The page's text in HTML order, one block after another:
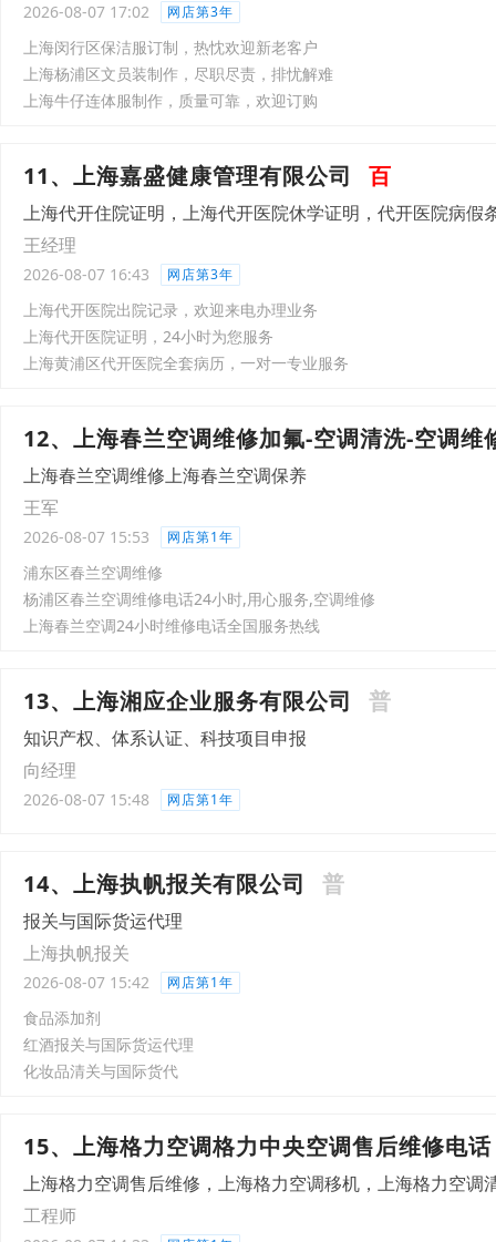
2026-08-07 17:02 网店第3年
上海闵行区保洁服订制，热忱欢迎新老客户
上海杨浦区文员装制作，尽职尽责，排忧解难
上海牛仔连体服制作，质量可靠，欢迎订购
11、上海嘉盛健康管理有限公司 百
上海代开住院证明，上海代开医院休学证明，代开医院病假
王经理
2026-08-07 16:43 网店第3年
上海代开医院出院记录，欢迎来电办理业务
上海代开医院证明，24小时为您服务
上海黄浦区代开医院全套病历，一对一专业服务
12、上海春兰空调维修加氟-空调清洗-空调维
上海春兰空调维修上海春兰空调保养
王军
2026-08-07 15:53 网店第1年
浦东区春兰空调维修
杨浦区春兰空调维修电话24小时,用心服务,空调维修
上海春兰空调24小时维修电话全国服务热线
13、上海湘应企业服务有限公司 普
知识产权、体系认证、科技项目申报
向经理
2026-08-07 15:48 网店第1年
14、上海执帆报关有限公司 普
报关与国际货运代理
上海执帆报关
2026-08-07 15:42 网店第1年
食品添加剂
红酒报关与国际货运代理
化妆品清关与国际货代
15、上海格力空调格力中央空调售后维修电话
上海格力空调售后维修，上海格力空调移机，上海格力空调
工程师